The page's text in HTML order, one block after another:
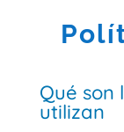
Qué son
utilizan